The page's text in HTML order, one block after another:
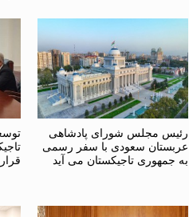
رئیس مجلس شورای پادشاهی
عربستان سعودی با سفر رسمی
به جمهوری تاجیکستان می آید